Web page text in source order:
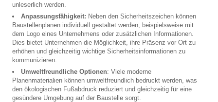
unleserlich werden.
Anpassungsfähigkeit: Neben den Sicherheitszeichen können
Baustellenplanen individuell gestaltet werden, beispielsweise mit
dem Logo eines Unternehmens oder zusätzlichen Informationen.
Dies bietet Unternehmen die Möglichkeit, ihre Präsenz vor Ort zu
erhöhen und gleichzeitig wichtige Sicherheitsinformationen zu
kommunizieren.
Umweltfreundliche Optionen: Viele moderne
Planenmaterialien können umweltfreundlich bedruckt werden, was
den ökologischen Fußabdruck reduziert und gleichzeitig für eine
gesündere Umgebung auf der Baustelle sorgt.